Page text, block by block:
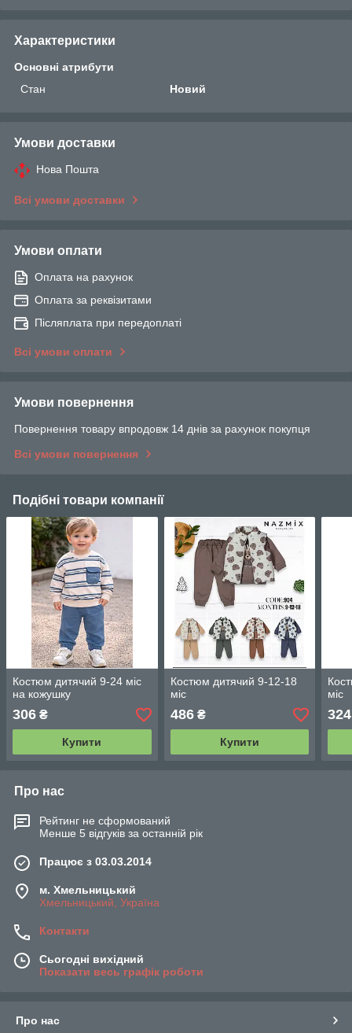
Характеристики
Основні атрибути
Стан
Новий
Умови доставки
Нова Пошта
Всі умови доставки
Умови оплати
Оплата на рахунок
Оплата за реквізитами
Післяплата при передоплаті
Всі умови оплати
Умови повернення
Повернення товару впродовж 14 днів за рахунок покупця
Всі умови повернення
Подібні товари компанії
Костюм дитячий 9-24 міс
на кожушку
306 ₴
Купити
Костюм дитячий 9-12-18
міс
486₴
Купити
міс
324
Про нас
Рейтинг не сформований
Менше 5 відгуків за останній рік
Працює з 03.03.2014
м. Хмельницький
Хмельницький, Україна
Контакти
Сьогодні вихідний
Показати весь графік роботи
Про нас